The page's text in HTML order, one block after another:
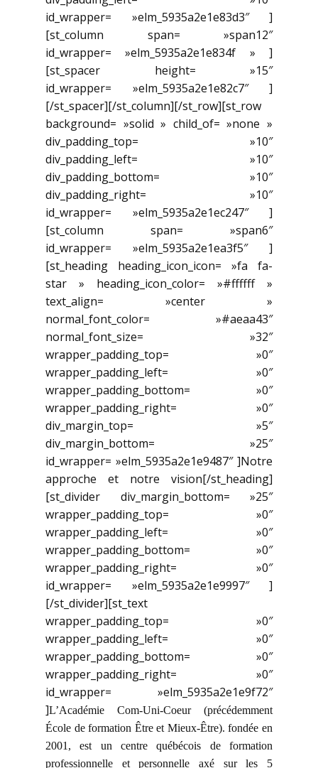
id_wrapper= »elm_5935a2e1e83d3″ ]
[st_column span= »span12″
id_wrapper= »elm_5935a2e1e834f » ]
[st_spacer height= »15″
id_wrapper= »elm_5935a2e1e82c7″ ]
[/st_spacer][/st_column][/st_row][st_row
background= »solid » child_of= »none »
div_padding_top= »10″
div_padding_left= »10″
div_padding_bottom= »10″
div_padding_right= »10″
id_wrapper= »elm_5935a2e1ec247″ ]
[st_column span= »span6″
id_wrapper= »elm_5935a2e1ea3f5″ ]
[st_heading heading_icon_icon= »fa fa-
star » heading_icon_color= »#ffffff »
text_align= »center »
normal_font_color= »#aeaa43″
normal_font_size= »32″
wrapper_padding_top= »0″
wrapper_padding_left= »0″
wrapper_padding_bottom= »0″
wrapper_padding_right= »0″
div_margin_top= »5″
div_margin_bottom= »25″
id_wrapper= »elm_5935a2e1e9487″ ]Notre
approche et notre vision[/st_heading]
[st_divider div_margin_bottom= »25″
wrapper_padding_top= »0″
wrapper_padding_left= »0″
wrapper_padding_bottom= »0″
wrapper_padding_right= »0″
id_wrapper= »elm_5935a2e1e9997″ ]
[/st_divider][st_text
wrapper_padding_top= »0″
wrapper_padding_left= »0″
wrapper_padding_bottom= »0″
wrapper_padding_right= »0″
id_wrapper= »elm_5935a2e1e9f72″
]L’Académie Com-Uni-Coeur (précédemment
École de formation Être et Mieux-Être). fondée en
2001, est un centre québécois de formation
professionnelle et personnelle axé sur les 5